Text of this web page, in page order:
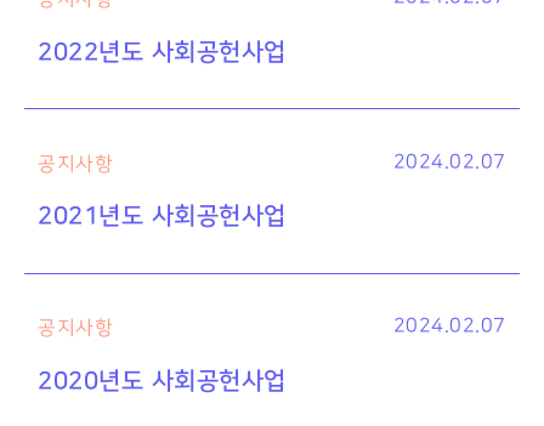
2022년도 사회공헌사업
공지사항
2021년도 사회공헌사업
2024.02.07
공지사항
2020년도 사회공헌사업
2024.02.07